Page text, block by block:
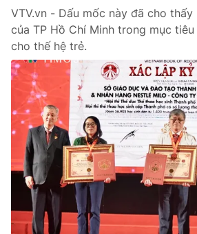
Hậu trường
Nhân vật
Khán giả
Giải sao mai
Điện ảnh
Âm nhạc
Sao
Đời sống
Du lịch
Làm đẹp
Chất lượng cuộc sống
Giáo dục
Tuyển sinh
Học trực tuyến
Công nghệ
Hitech Công nghệ tương lai
Sản phẩm
Thị trường
Tư vấn
Giao lưu trực tuyến
Lịch phát sóng
VTV.vn - Dấu mốc này đã cho
của TP Hồ Chí Minh trong mục
cho thế hệ trẻ.